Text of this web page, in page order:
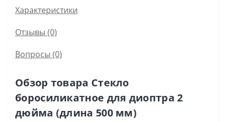
Характеристики
Отзывы (0)
Вопросы (0)
Обзор товара Стекло
боросиликатное для диоптра 2
дюйма (длина 500 мм)